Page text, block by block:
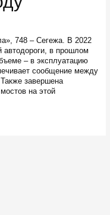
748 – Сегежа. В 2022
автодороги, в прошлом
– в эксплуатацию
сообщение между
завершена
на этой